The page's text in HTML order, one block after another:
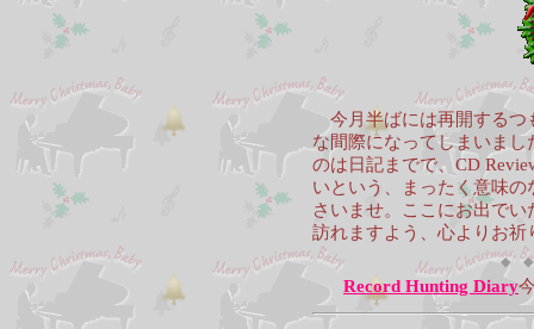
今月半ばには再開するつ
な間際になってしまいま
のは日記までで、CD
いという、まったく意味
さいませ。ここにお出で
訪れますよう、心よりお祈
◆
Record Hunting Diary